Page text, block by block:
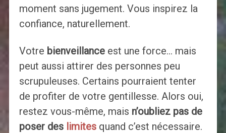
moment sans jugement. Vous inspirez la
confiance, naturellement.
Votre bienveillanceest une force… mais
peut aussi attirer des personnes peu
scrupuleuses. Certains pourraient tenter
de profiter de votre gentillesse. Alors oui,
restez vous-même, mais n’oubliez pas de
poser des limitesquand c’est nécessaire.